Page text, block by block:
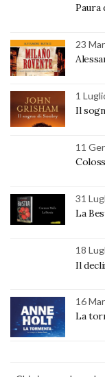
Paura
23
1
Il
11
31
La
18
Il
16
La